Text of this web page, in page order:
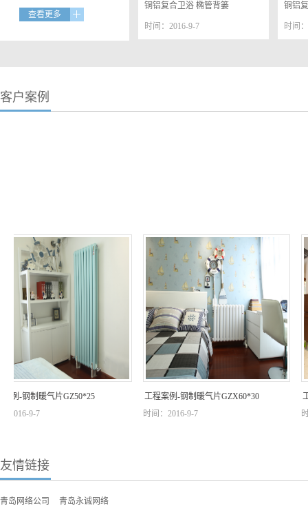
查看更多
铜铝复合卫浴 椭管背篓
时间：2016-9-7
铜铝
时间
客户案例
-钢制暖气片GZ50*25
9-7
工程案例-钢制暖气片GZX60*30
时间：2016-9-7
工
时
友情链接
青岛网络公司 青岛永诚网络